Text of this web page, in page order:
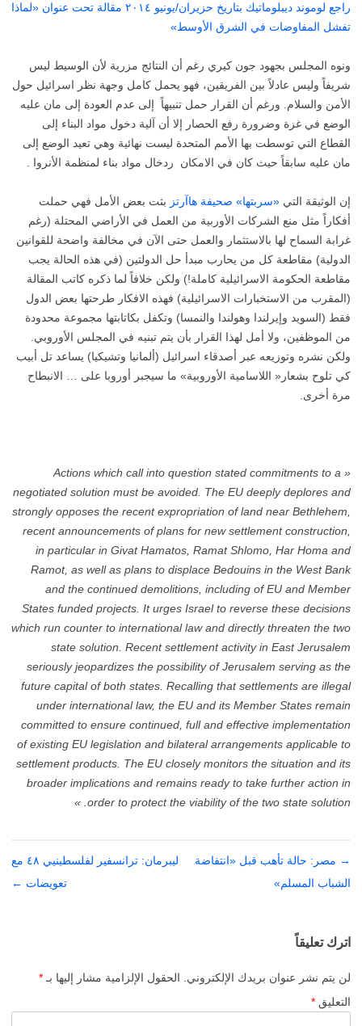
راجع لوموند ديبلوماتيك بتاريخ حزيران/يونيو ٢٠١٤ مقالة تحت عنوان «لماذا
تفشل المفاوضات في الشرق الأوسط»
ونوه المجلس بجهود جون كيري رغم أن النتائج مزرية لأن الوسيط ليس
شريفاً وليس عادلاً بين الفريقين، فهو يحمل كامل وجهة نظر اسرائيل حول
الأمن والسلام. ورغم أن القرار حمل تنبيهاً إلى عدم العودة إلى مان عليه
الوضع في غزة وضرورة رفع الحصار إلا أن آلية دخول مواد البناء إلى
القطاع التي توسطت بها الأمم المتحدة ليست نهائية وهي تعيد الوضع إلى
مان عليه سابقاً حيث كان في الامكان ردخال مواد بناء لمنظمة الأنروا .
إن الوثيقة التي «سربتها» صحيفة هاآرتز بثت بعض الأمل فهي حملت
أفكاراً مثل منع الشركات الأوربية من العمل في الأراضي المحتلة (رغم
غرابة السماح لها بالاستثمار والعمل حتى الآن في مخالفة واضحة للقوانين
الدولية) مقاطعة كل من يحارب مبدأ حل الدولتين (في هذه الحالة يجب
مقاطعة الحكومة الاسرائيلية كاملة!) ولكن خلافاً لما ذكره كاتب المقالة
(المقرب من الاستخبارات الاسرائيلية) فهذه الافكار طرحتها بعض الدول
فقط (السويد وإيرلندا وهولندا والنمسا) وتكفل بكاتابتها مجموعة محدودة
من الموظفين، ولا أمل لهذا القرار بأن يتم تبنيه في المجلس الأوروبي.
ولكن نشره وتوزيعه عبر أصدقاء اسرائيل (ألمانيا وتشيكيا) يساعد تل أبيب
كي تلوح بشعار« اللاسامية الأوروبية» ما سيجبر أوروبا على … الانبطاح
مرة أخرى.
« Actions which call into question stated commitments to a
negotiated solution must be avoided. The EU deeply deplores and
strongly opposes the recent expropriation of land near Bethlehem,
recent announcements of plans for new settlement construction,
in particular in Givat Hamatos, Ramat Shlomo, Har Homa and
Ramot, as well as plans to displace Bedouins in the West Bank
and the continued demolitions, including of EU and Member
States funded projects. It urges Israel to reverse these decisions
which run counter to international law and directly threaten the two
state solution. Recent settlement activity in East Jerusalem
seriously jeopardizes the possibility of Jerusalem serving as the
future capital of both states. Recalling that settlements are illegal
under international law, the EU and its Member States remain
committed to ensure continued, full and effective implementation
of existing EU legislation and bilateral arrangements applicable to
settlement products. The EU closely monitors the situation and its
broader implications and remains ready to take further action in
order to protect the viability of the two state solution. »
تصفّح
المقالات
→ مصر: حالة تأهب قبل «انتفاضة
الشباب المسلم»
ليبرمان: ترانسفير لفلسطينيي ٤٨ مع
تعويضات ←
اترك تعليقاً
لن يتم نشر عنوان بريدك الإلكتروني. الحقول الإلزامية مشار إليها بـ *
التعليق *